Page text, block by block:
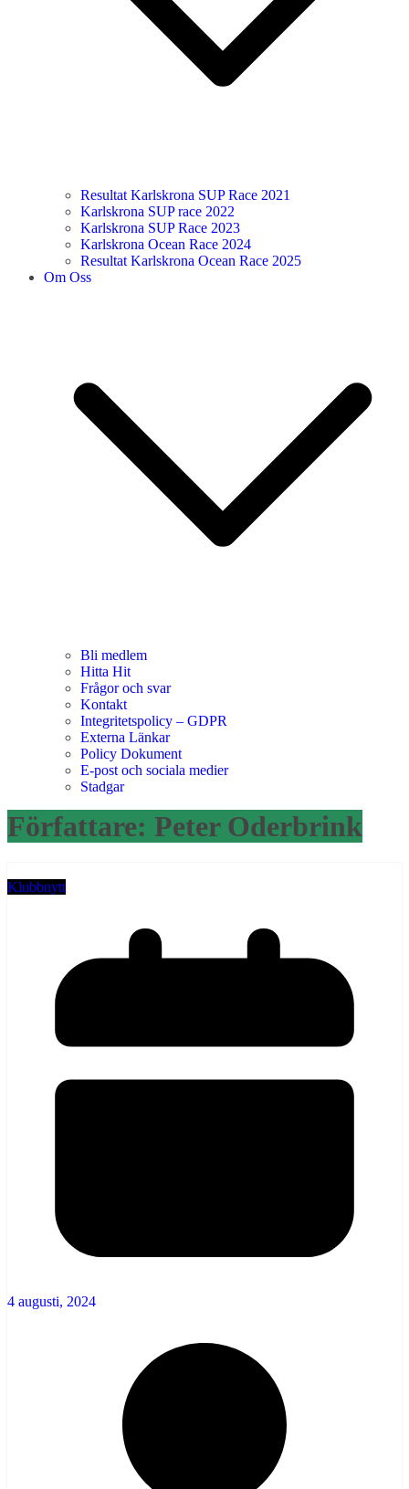
Resultat Karlskrona SUP Race 2021
Karlskrona SUP race 2022
Karlskrona SUP Race 2023
Karlskrona Ocean Race 2024
Resultat Karlskrona Ocean Race 2025
Om Oss
Bli medlem
Hitta Hit
Frågor och svar
Kontakt
Integritetspolicy – GDPR
Externa Länkar
Policy Dokument
E-post och sociala medier
Stadgar
Författare: Peter Oderbrink
Klubbnytt
4 augusti, 2024